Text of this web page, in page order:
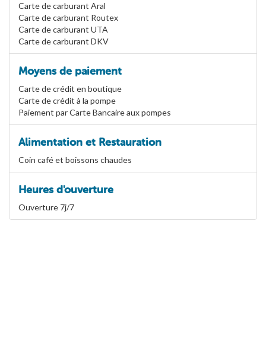
Carte de carburant Aral
Carte de carburant Routex
Carte de carburant UTA
Carte de carburant DKV
Moyens de paiement
Carte de crédit en boutique
Carte de crédit à la pompe
Paiement par Carte Bancaire aux pompes
Alimentation et Restauration
Coin café et boissons chaudes
Heures d'ouverture
Ouverture 7j/7